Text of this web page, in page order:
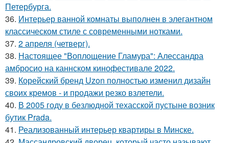
Петербурга.
36. Интерьер ванной комнаты выполнен в элегантном
классическом стиле с современными нотками.
37. 2 апреля (четверг).
38. Настоящее "Воплощение Гламура": Алессандра
амбросио на каннском кинофестивале 2022.
39. Корейский бренд Uzon полностью изменил дизайн
своих кремов - и продажи резко взлетели.
40. В 2005 году в безлюдной техасской пустыне возник
бутик Prada.
41. Реализованный интерьер квартиры в Минске.